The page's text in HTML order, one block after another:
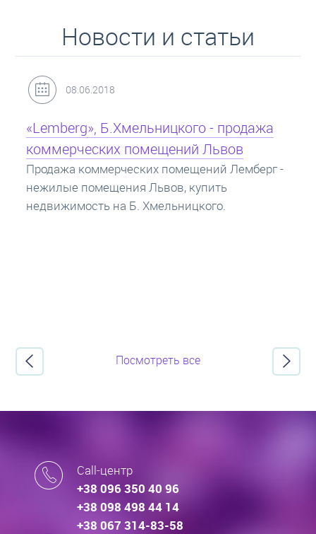
Новости и статьи
31.05.2018
Кредит под залог недвижимости:
ипотека
Ипотека на квартиру - кредит на жилье под
залог недвижимости. Купить в ипотеку - что
нужно знать? Консультация от Экспертов об
Посмотреть все
Call-центр
+38 096 350 40 96
+38 098 498 44 14
+38 067 314-83-58